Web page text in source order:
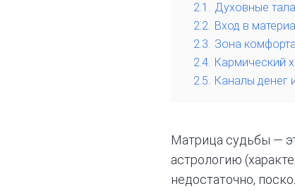
2.1. Духовные
2.2. Вход в
2.3. Зона
2.4. Кармический
2.5. Каналы денег
Матрица судьбы —
астрологию
недостаточно,